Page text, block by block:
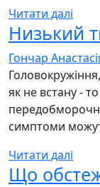
Читати далі
Низький
Гончар
як не встану -
симптоми
Читати далі
Що